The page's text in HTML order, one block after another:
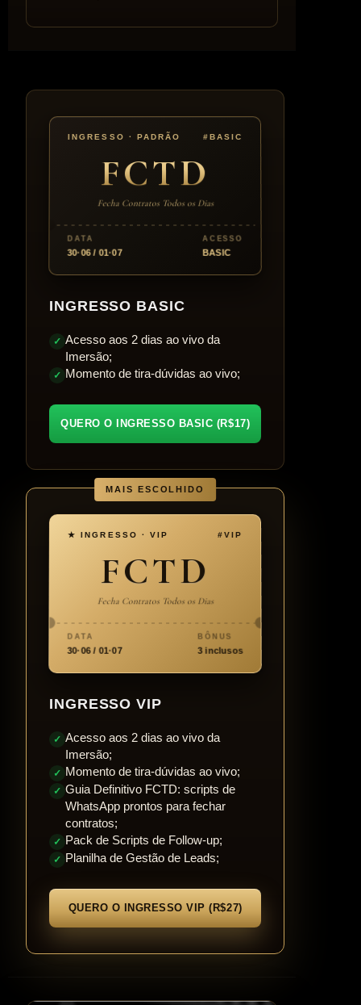
INGRESSO · PADRÃO #BASIC
FCTD
Fecha Contratos Todos os Dias
DATA
30·06 / 01·07
ACESSO
BASIC
INGRESSO BASIC
✓ Acesso aos 2 dias ao vivo da
Imersão;
✓ Momento de tira-dúvidas ao vivo;
QUERO O INGRESSO BASIC (R$17)
MAIS ESCOLHIDO
★ INGRESSO · VIP #VIP
FCTD
Fecha Contratos Todos os Dias
DATA
30·06 / 01·07
BÔNUS
3 inclusos
INGRESSO VIP
✓ Acesso aos 2 dias ao vivo da
Imersão;
✓ Momento de tira-dúvidas ao vivo;
✓ Guia Definitivo FCTD: scripts de
WhatsApp prontos para fechar
contratos;
✓ Pack de Scripts de Follow-up;
✓ Planilha de Gestão de Leads;
QUERO O INGRESSO VIP (R$27)